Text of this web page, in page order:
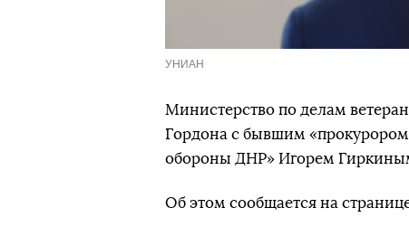
УНИАН
Министерство по делам
Гордона с бывшим
обороны ДНР» Игорем
Об этом сообщается на